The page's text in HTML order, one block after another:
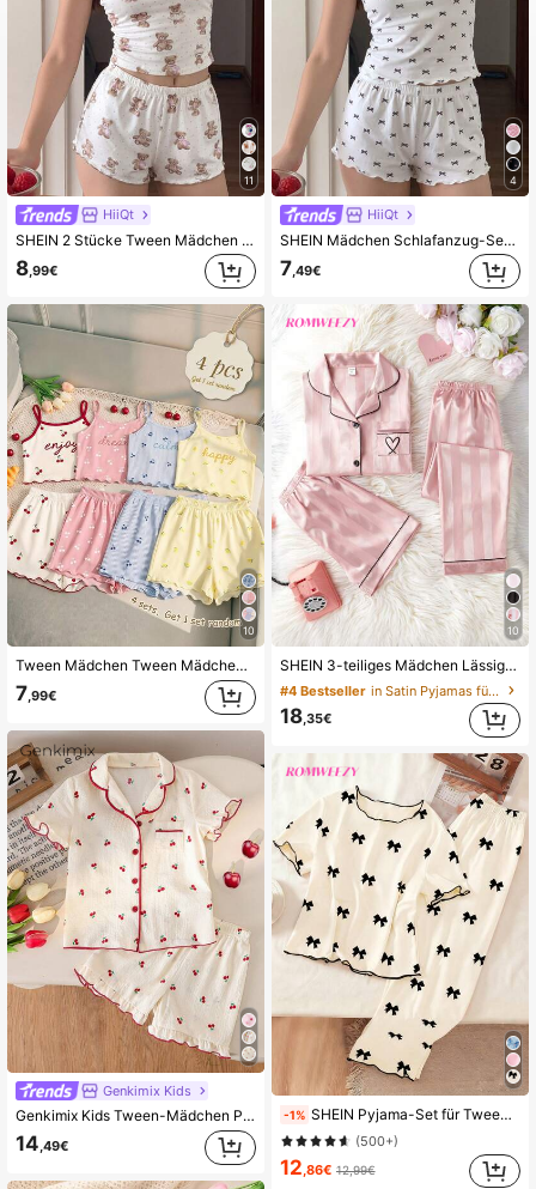
11
HiiQt
SHEIN 2 Stücke Tween Mädchen Pyjama-Set im minimalistischen Stil mit niedlichem Bären-Muster, Rüschen-Dekor, Cami Top und Shorts, bequem und lässig, weiß tailliert
8 ,99€
10
Tween Mädchen Tween Mädchen Lässig Minimalistisch Slim Fit Vintage Süß Mini Kirsche Cami Top & Shorts Set, Sommer Loungewear, Cami Set, Cami und Shorts Set, Chill
7,99€
Genkimix Kids
Genkimix Kids Tween-Mädchen Pyjama-Set, Kirschdruck, Rüschen, elegantes Kurzarm- und Shorts-2-teiliges Loungewear-Set
14,49€
4
HiiQt
SHEIN Mädchen Schlafanzug-Set mit Schleife, bestehend aus Strick-Camisole und Shorts
7 ,49€
10
SHEIN 3-teiliges Mädchen Lässig Set mit Wassermelonen-Muster und Streifen, bestehend aus Kurzarm Strickjacke, Shorts und Hose, aufeinander abgestimmte Loungewear
#4 Bestseller in Satin Pyjamas für Mädchen im Teenageralter
18,35€
-1% SHEIN Pyjama-Set für Tween Mädchen, Aprikosen-Basis mit schwarzem Schmetterlingsmuster, kontrastierende Bindung, kurzärmliges Oberteil und lange Hose, lässige Nachtwäsche
(500+)
12,86€ 12,99€